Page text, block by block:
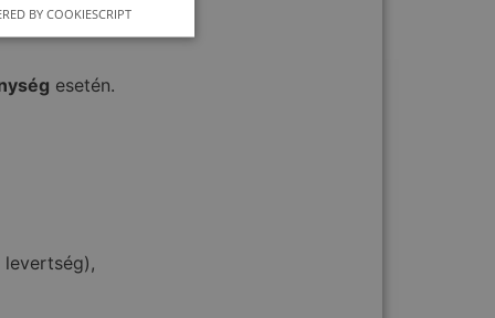
esetén.
BY COOKIESCRIPT